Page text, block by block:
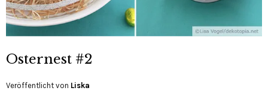
Osternest #2
Veröffentlicht von Liska